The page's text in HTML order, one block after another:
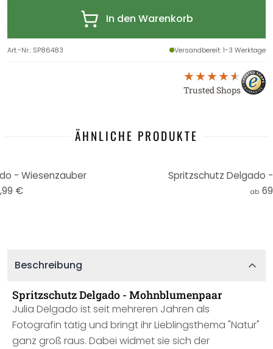
In den Warenkorb
Art.-Nr.: SP86483 Versandbereit: 1-3 Werktage
Trusted Shops
ÄHNLICHE PRODUKTE
- Wiesenzauber
€
Spritzschutz Delgado
ab
Beschreibung
Spritzschutz Delgado - Mohnblumenpaar
Julia Delgado ist seit mehreren Jahren als
Fotografin tätig und bringt ihr Lieblingsthema "Natur"
ganz groß raus. Dabei widmet sie sich der